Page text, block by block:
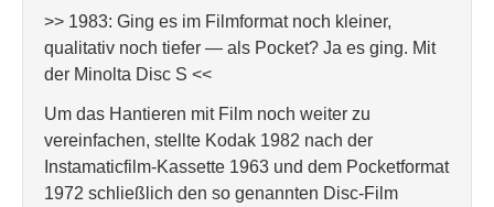
>> 1983: Ging es im Filmformat noch kleiner,
qualitativ noch tiefer — als Pocket? Ja es ging. Mit
der Minolta Disc S <<
Um das Hantieren mit Film noch weiter zu
vereinfachen, stellte Kodak 1982 nach der
Instamaticfilm-Kassette 1963 und dem Pocketformat
1972 schließlich den so genannten Disc-Film